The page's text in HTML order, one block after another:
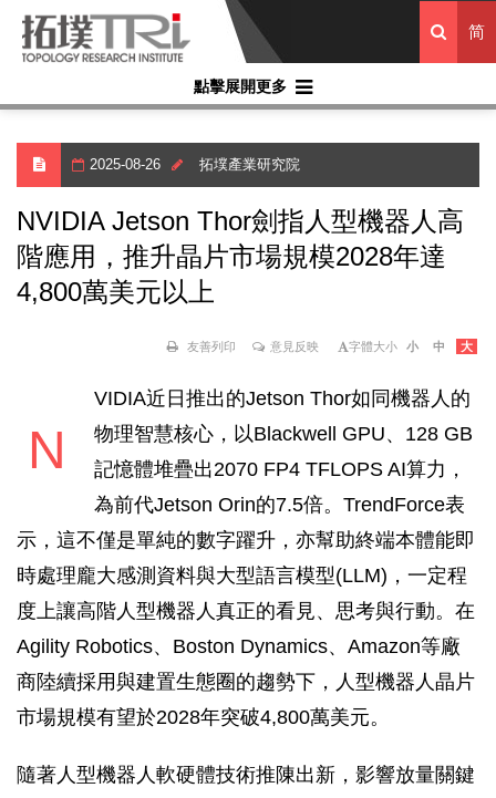
简
點擊展開更多
2025-08-26 拓墣產業研究院
NVIDIA Jetson Thor劍指人型機器人高
階應用，推升晶片市場規模2028年達
4,800萬美元以上
友善列印 意見反映 字體大小 小 中 大
N
VIDIA近日推出的Jetson Thor如同機器人的
物理智慧核心，以Blackwell GPU、128 GB
記憶體堆疊出2070 FP4 TFLOPS AI算力，
為前代Jetson Orin的7.5倍。TrendForce表
示，這不僅是單純的數字躍升，亦幫助終端本體能即
時處理龐大感測資料與大型語言模型(LLM)，一定程
度上讓高階人型機器人真正的看見、思考與行動。在
Agility Robotics、Boston Dynamics、Amazon等廠
商陸續採用與建置生態圈的趨勢下，人型機器人晶片
市場規模有望於2028年突破4,800萬美元。
隨著人型機器人軟硬體技術推陳出新，影響放量關鍵